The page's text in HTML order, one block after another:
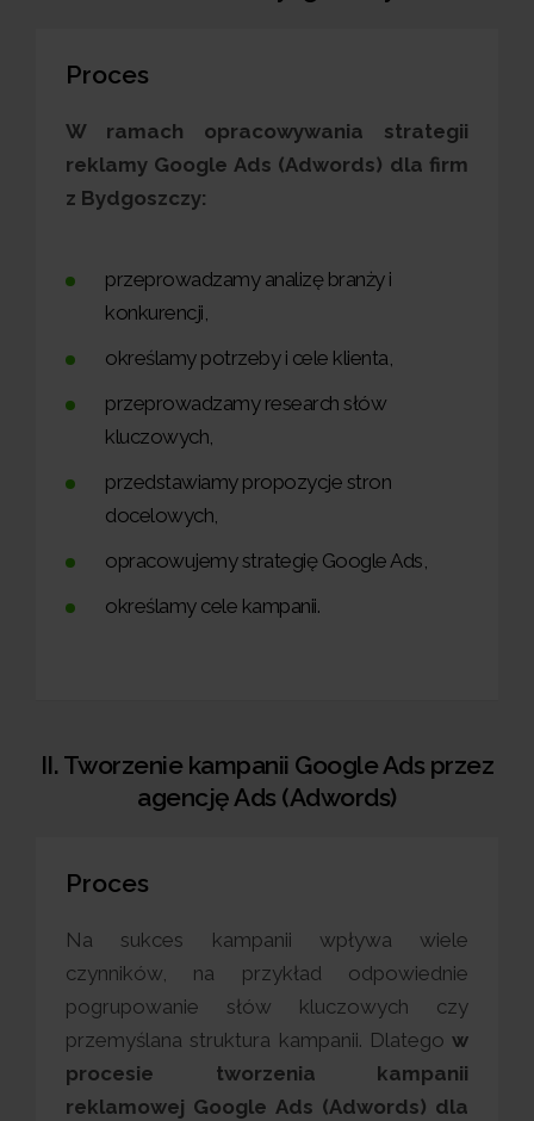
Proces
W ramach opracowywania strategii
reklamy Google Ads (Adwords) dla firm
z Bydgoszczy:
przeprowadzamy analizę branży i
konkurencji,
określamy potrzeby i cele klienta,
przeprowadzamy research słów
kluczowych,
przedstawiamy propozycje stron
docelowych,
opracowujemy strategię Google Ads,
określamy cele kampanii.
II. Tworzenie kampanii Google Ads przez
agencję Ads (Adwords)
Proces
Na sukces kampanii wpływa wiele
czynników, na przykład odpowiednie
pogrupowanie słów kluczowych czy
przemyślana struktura kampanii. Dlatego w
procesie tworzenia kampanii
reklamowej Google Ads (Adwords) dla